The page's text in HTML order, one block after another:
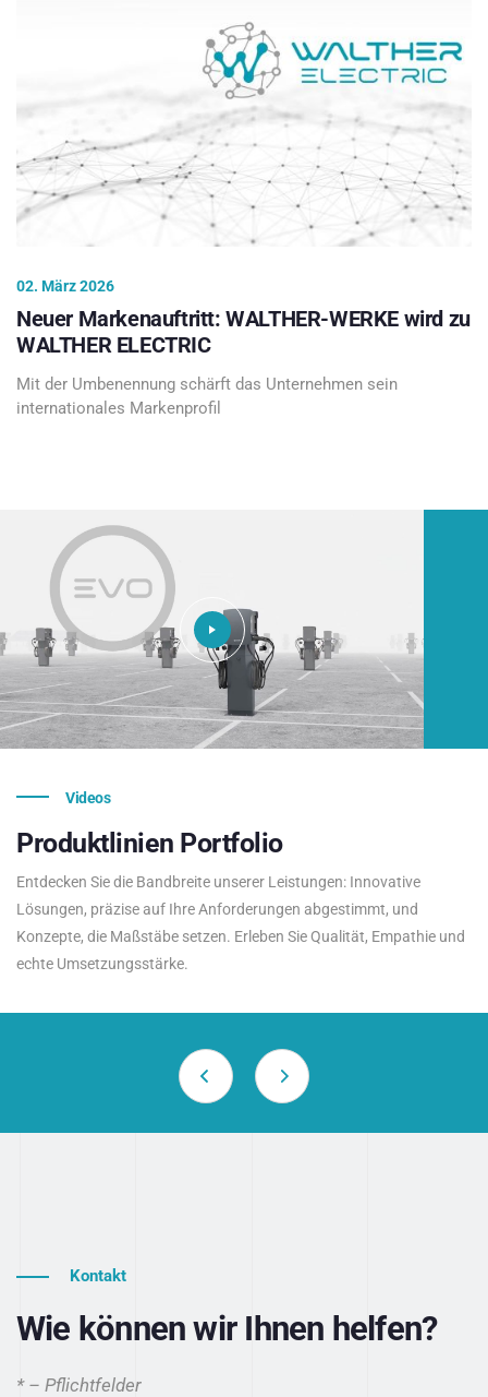
02. März 2026
Neuer Markenauftritt: WALTHER-WERKE wird zu
WALTHER ELECTRIC
Mit der Umbenennung schärft das Unternehmen sein
internationales Markenprofil
Videos
Produktlinien Portfolio
Entdecken Sie die Bandbreite unserer Leistungen: Innovative
Lösungen, präzise auf Ihre Anforderungen abgestimmt, und
Konzepte, die Maßstäbe setzen. Erleben Sie Qualität, Empathie und
echte Umsetzungsstärke.
Kontakt
Wie können wir Ihnen helfen?
* – Pflichtfelder